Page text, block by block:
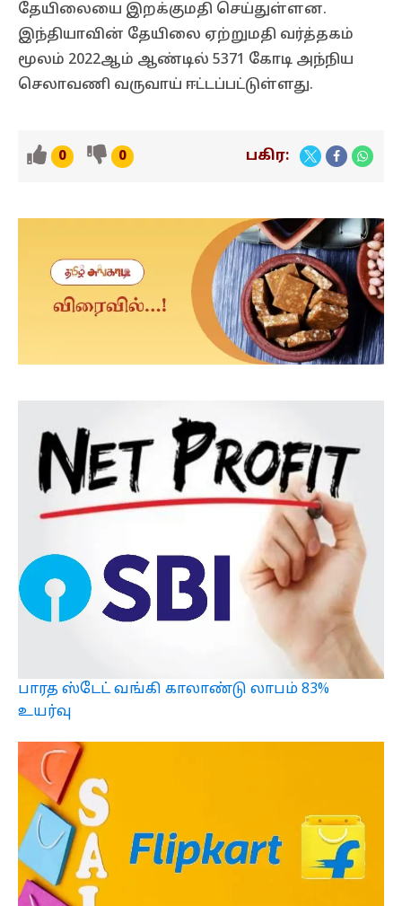
தேயிலையை இறக்குமதி செய்துள்ளன.
இந்தியாவின் தேயிலை ஏற்றுமதி வர்த்தகம்
மூலம் 2022ஆம் ஆண்டில் 5371 கோடி அந்நிய
செலாவணி வருவாய் ஈட்டப்பட்டுள்ளது.
0 0 பகிர:
பாரத ஸ்டேட் வங்கி காலாண்டு லாபம் 83%
உயர்வு